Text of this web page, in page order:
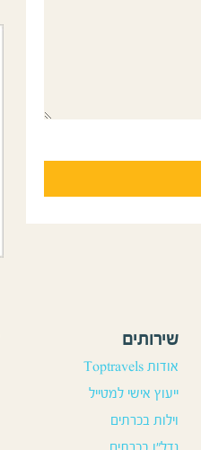
שירותים
אודות Toptravels
ייעוץ אישי למטייל
וילות בכרתים